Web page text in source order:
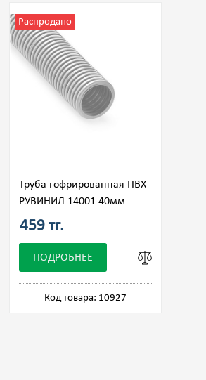
Труба гофрированная ПВХ
РУВИНИЛ 14001 40мм
Распродано
459 тг.
ПОДРОБНЕЕ
Код товара: 10927